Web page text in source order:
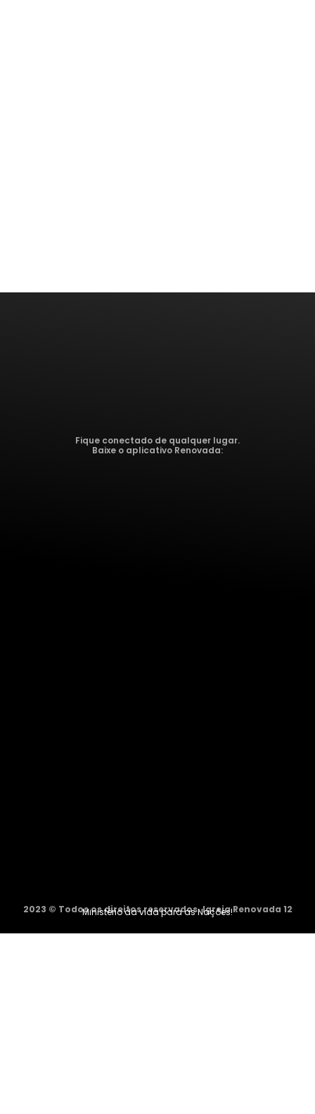
Fique conectado de qualquer lugar.
Baixe o aplicativo Renovada:
2023 © Todos os direitos reservados. Igreja Renovada 12
Ministério da vida para as Nações!